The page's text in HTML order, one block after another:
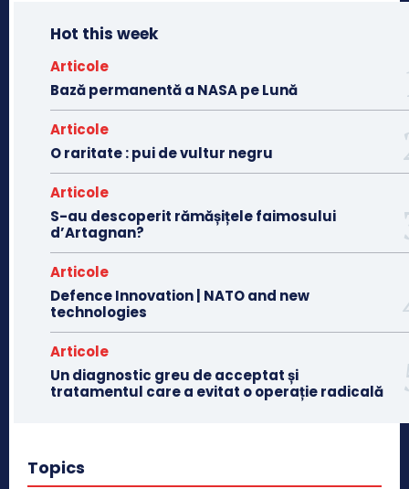
Hot this week
Articole
Bază permanentă a NASA pe Lună
Articole
O raritate : pui de vultur negru
Articole
S-au descoperit rămășițele faimosului
d’Artagnan?
Articole
Defence Innovation | NATO and new
technologies
Articole
Un diagnostic greu de acceptat și
tratamentul care a evitat o operație radicală
Topics